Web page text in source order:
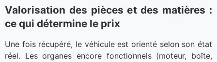
Valorisation des pièces et des matières :
ce qui détermine le prix
Une fois récupéré, le véhicule est orienté selon son état
réel. Les organes encore fonctionnels (moteur, boîte,